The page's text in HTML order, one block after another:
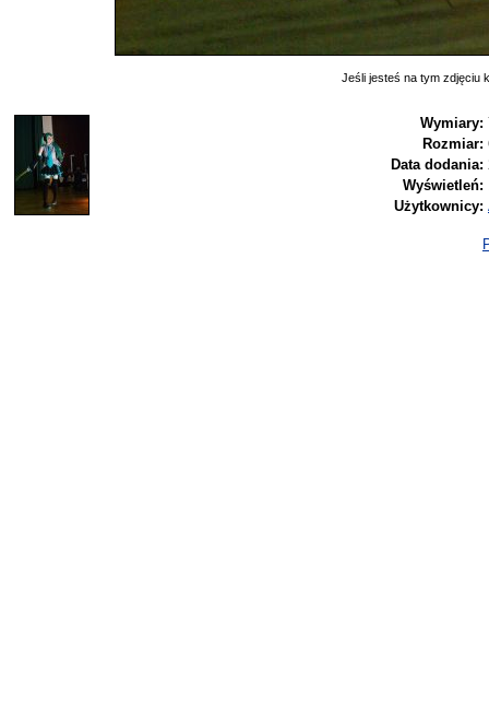
Jeśli jesteś na tym zdjęciu
Wymiary:
Rozmiar:
Data dodania:
Wyświetleń:
Użytkownicy: